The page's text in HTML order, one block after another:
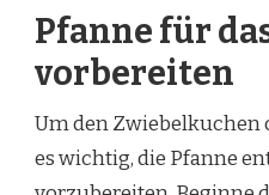
Pfanne für
vorbereiten
Um den
es wichtig, die Pfanne